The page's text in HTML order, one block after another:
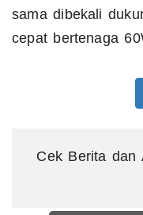
sama dibekali
cepat bertenaga
Cek Berita dan